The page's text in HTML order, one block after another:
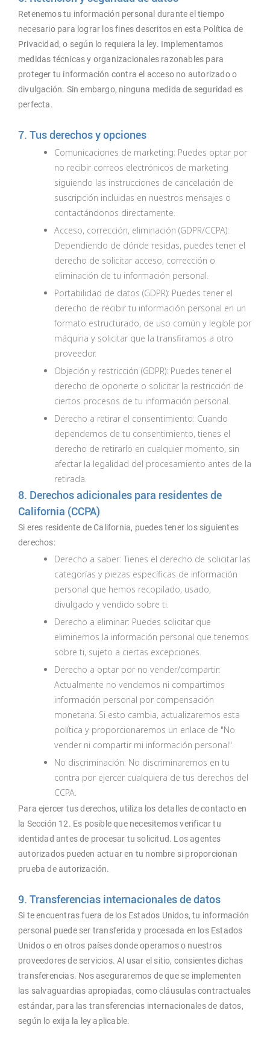
Retenemos tu información personal durante el tiempo
necesario para lograr los fines descritos en esta Política de
Privacidad, o según lo requiera la ley. Implementamos
medidas técnicas y organizacionales razonables para
proteger tu información contra el acceso no autorizado o
divulgación. Sin embargo, ninguna medida de seguridad es
perfecta.
7. Tus derechos y opciones
Comunicaciones de marketing: Puedes optar por
no recibir correos electrónicos de marketing
siguiendo las instrucciones de cancelación de
suscripción incluidas en nuestros mensajes o
contactándonos directamente.
Acceso, corrección, eliminación (GDPR/CCPA):
Dependiendo de dónde residas, puedes tener el
derecho de solicitar acceso, corrección o
eliminación de tu información personal.
Portabilidad de datos (GDPR): Puedes tener el
derecho de recibir tu información personal en un
formato estructurado, de uso común y legible por
máquina y solicitar que la transfiramos a otro
proveedor.
Objeción y restricción (GDPR): Puedes tener el
derecho de oponerte o solicitar la restricción de
ciertos procesos de tu información personal.
Derecho a retirar el consentimiento: Cuando
dependemos de tu consentimiento, tienes el
derecho de retirarlo en cualquier momento, sin
afectar la legalidad del procesamiento antes de la
retirada.
8. Derechos adicionales para residentes de
California (CCPA)
Si eres residente de California, puedes tener los siguientes
derechos:
Derecho a saber: Tienes el derecho de solicitar las
categorías y piezas específicas de información
personal que hemos recopilado, usado,
divulgado y vendido sobre ti.
Derecho a eliminar: Puedes solicitar que
eliminemos la información personal que tenemos
sobre ti, sujeto a ciertas excepciones.
Derecho a optar por no vender/compartir:
Actualmente no vendemos ni compartimos
información personal por compensación
monetaria. Si esto cambia, actualizaremos esta
política y proporcionaremos un enlace de "No
vender ni compartir mi información personal".
No discriminación: No discriminaremos en tu
contra por ejercer cualquiera de tus derechos del
CCPA.
Para ejercer tus derechos, utiliza los detalles de contacto en
la Sección 12. Es posible que necesitemos verificar tu
identidad antes de procesar tu solicitud. Los agentes
autorizados pueden actuar en tu nombre si proporcionan
prueba de autorización.
9. Transferencias internacionales de datos
Si te encuentras fuera de los Estados Unidos, tu información
personal puede ser transferida y procesada en los Estados
Unidos o en otros países donde operamos o nuestros
proveedores de servicios. Al usar el sitio, consientes dichas
transferencias. Nos aseguraremos de que se implementen
las salvaguardias apropiadas, como cláusulas contractuales
estándar, para las transferencias internacionales de datos,
según lo exija la ley aplicable.